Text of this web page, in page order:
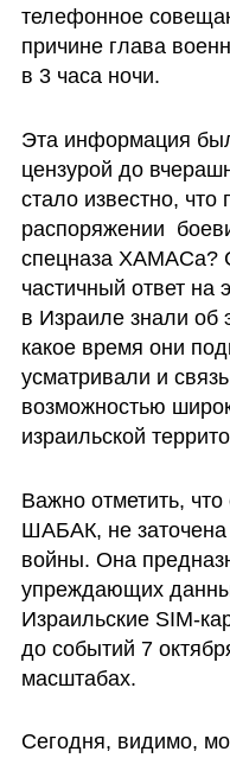
телефонное
причине глава
в 3 часа ночи.
Эта информация
цензурой до
стало известно,
распоряжении
спецназа ХАМАСа?
частичный ответ на
в Израиле знали об
какое время они
усматривали и
возможностью
израильской
Важно отметить,
ШАБАК, не
войны. Она
упреждающих
Израильские SIM-
до событий 7
масштабах.
Сегодня, видимо,